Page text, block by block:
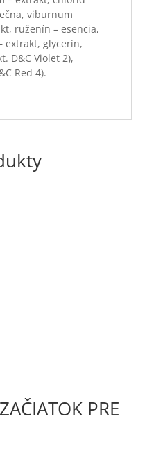
viburnum
ruženín – esencia,
extrakt, glycerín,
D&C Violet 2),
Red 4).
PRE